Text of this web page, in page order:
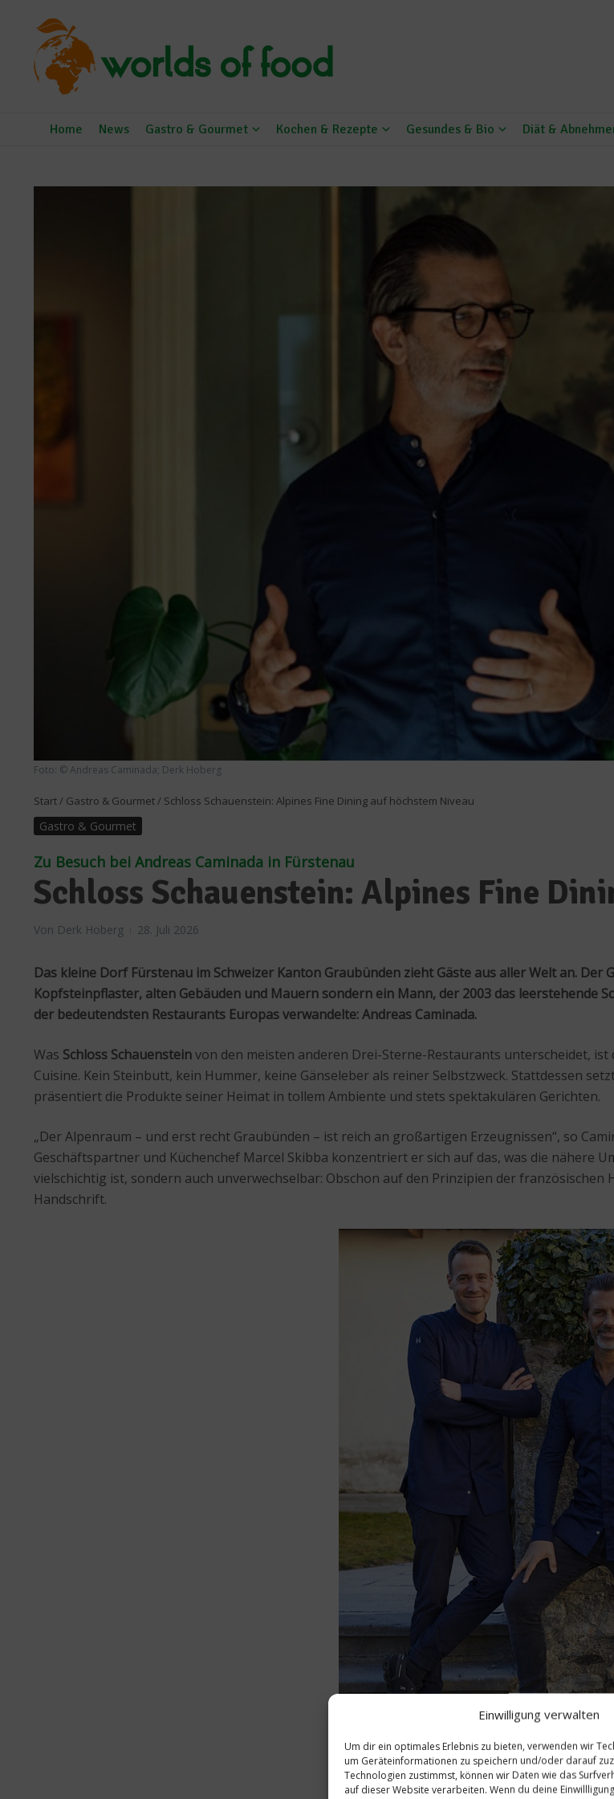
Einwilligung verwalten
Um dir ein optimales Erlebnis zu bieten, verwenden wir
um Geräteinformationen zu speichern und/oder darauf
Technologien zustimmst, können wir Daten wie das
auf dieser Website verarbeiten. Wenn du deine
Home News Gastro & Gourmet Kochen & Rezepte Gesundes & Bio Diät &
Foto: © Andreas Caminada; Derk Hoberg
Start/ Gastro & Gourmet/ Schloss Schauenstein: Alpines Fine Dining auf höchstem Niveau
Gastro & Gourmet
Zu Besuch bei Andreas Caminada in Fürstenau
Schloss Schauenstein: Alpines Fine
Von Derk Hoberg 28. Juli 2026
Das kleine Dorf Fürstenau im Schweizer Kanton Graubünden zieht Gäste aus aller Welt an.
Kopfsteinpflaster, alten Gebäuden und Mauern sondern ein Mann, der 2003 das leerstehende
der bedeutendsten Restaurants Europas verwandelte: Andreas Caminada.
Was Schloss Schauensteinvon den meisten anderen Drei-Sterne-Restaurants unterscheidet,
Cuisine. Kein Steinbutt, kein Hummer, keine Gänseleber als reiner Selbstzweck. Stattdessen
präsentiert die Produkte seiner Heimat in tollem Ambiente und stets spektakulären Gerichten.
„Der Alpenraum – und erst recht Graubünden – ist reich an großartigen Erzeugnissen“, so
Geschäftspartner und Küchenchef Marcel Skibba konzentriert er sich auf das, was die nähere
vielschichtig ist, sondern auch unverwechselbar: Obschon auf den Prinzipien der
Handschrift.